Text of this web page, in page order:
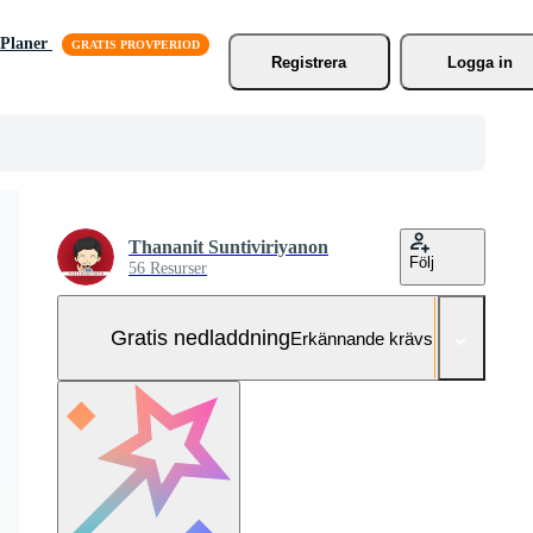
Planer
Registrera
Logga in
Thananit Suntiviriyanon
56 Resurser Följ
Gratis nedladdningErkännande krävs